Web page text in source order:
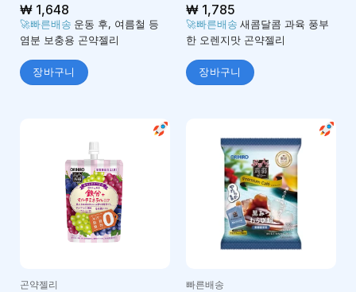
5 중에서
4.67로 평
가됨
₩1,648
🚀빠른배송 운동 후, 여름철 등
염분 보충용 곤약젤리
장바구니
5 중에서
5로 평가
됨
₩1,785
🚀빠른배송 새콤달콤 과육 풍부
한 오렌지맛 곤약젤리
장바구니
곤약젤리 빠른배송